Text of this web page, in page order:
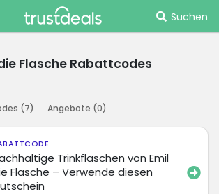
Suchen
Flasche Rabattcodes
(7) Angebote (0)
Trinkflaschen von Emil
Flasche – Verwende diesen